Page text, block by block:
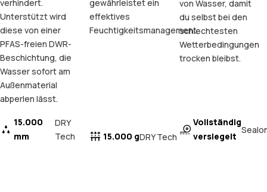
verhindert.
Unterstützt wird
diese von einer
PFAS-freien DWR-
Beschichtung, die
Wasser sofort am
Außenmaterial
abperlen lässt.
15.000
mm
DRY
Tech
gewährleistet ein
effektives
Feuchtigkeitsmanagement.
15.000 gDRY Tech
von Wasser, damit
du selbst bei den
schlechtesten
Wetterbedingungen
trocken bleibst.
Vollständig
versiegelt